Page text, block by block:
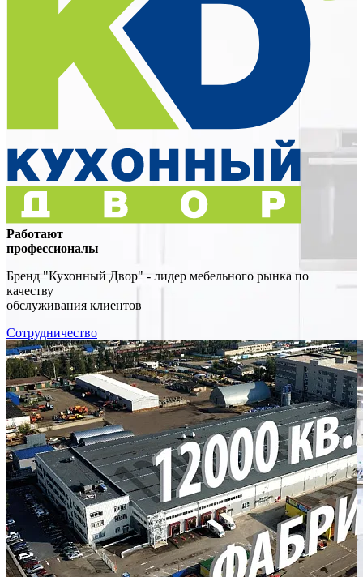
Работают
профессионалы
Бренд "Кухонный Двор" - лидер мебельного рынка по
качеству
обслуживания клиентов
Сотрудничество